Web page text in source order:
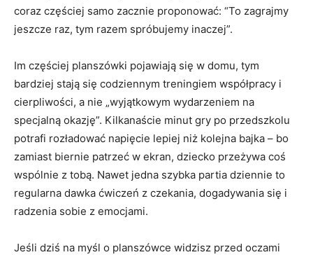
coraz częściej samo zacznie proponować: “To zagrajmy
jeszcze raz, tym razem spróbujemy inaczej”.
Im częściej planszówki pojawiają się w domu, tym
bardziej stają się codziennym treningiem współpracy i
cierpliwości, a nie „wyjątkowym wydarzeniem na
specjalną okazję”. Kilkanaście minut gry po przedszkolu
potrafi rozładować napięcie lepiej niż kolejna bajka – bo
zamiast biernie patrzeć w ekran, dziecko przeżywa coś
wspólnie z tobą. Nawet jedna szybka partia dziennie to
regularna dawka ćwiczeń z czekania, dogadywania się i
radzenia sobie z emocjami.
Jeśli dziś na myśl o planszówce widzisz przed oczami